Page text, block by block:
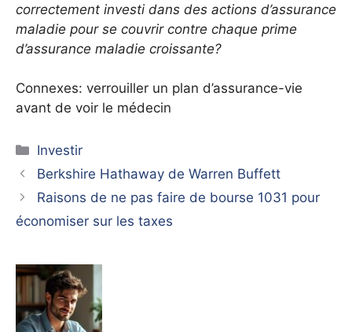
correctement investi dans des actions d’assurance
maladie pour se couvrir contre chaque prime
d’assurance maladie croissante?
Connexes: verrouiller un plan d’assurance-vie
avant de voir le médecin
Catégories
Investir
Berkshire Hathaway de Warren Buffett
Raisons de ne pas faire de bourse 1031 pour
économiser sur les taxes